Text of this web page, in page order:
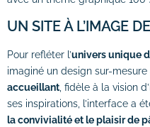
UN SITE À L’IMAGE
Pour refléter l’univers unique
imaginé un design sur-mesure
accueillant , fidèle à la vision
ses inspirations, l’interface a
la convivialité et le plaisir de